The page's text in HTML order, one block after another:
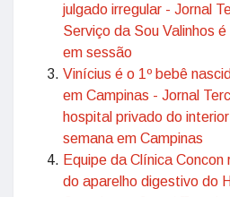
julgado irregular - Jornal
Serviço da Sou Valinhos
em sessão
Vinícius é o 1º bebê
em Campinas - Jornal
hospital privado do
semana em Campinas
Equipe da Clínica Concon
do aparelho digestivo do